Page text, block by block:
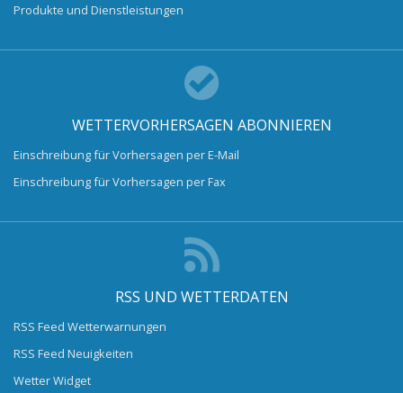
Produkte und Dienstleistungen
WETTERVORHERSAGEN ABONNIEREN
Einschreibung für Vorhersagen per E-Mail
Einschreibung für Vorhersagen per Fax
RSS UND WETTERDATEN
RSS Feed Wetterwarnungen
RSS Feed Neuigkeiten
Wetter Widget